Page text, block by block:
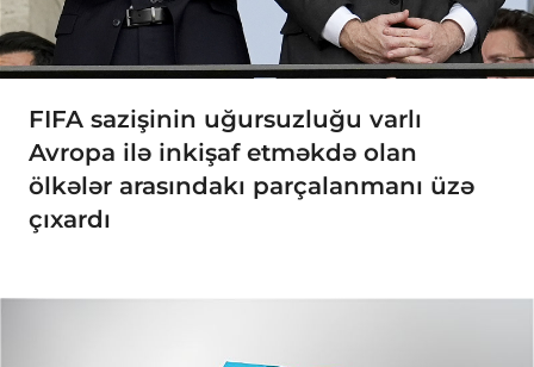
FIFA sazişinin uğursuzluğu varlı
Avropa ilə inkişaf etməkdə olan
ölkələr arasındakı parçalanmanı üzə
çıxardı